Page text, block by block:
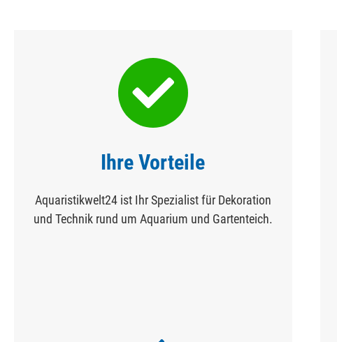
Ihre Vorteile
Aquaristikwelt24 ist Ihr Spezialist für Dekoration
und Technik rund um Aquarium und Gartenteich.